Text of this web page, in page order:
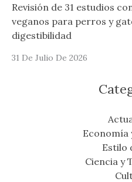
Revisión de 31 estudios
veganos para perros y
digestibilidad
31 De Julio De 2026
Economía
Estilo
Ciencia y